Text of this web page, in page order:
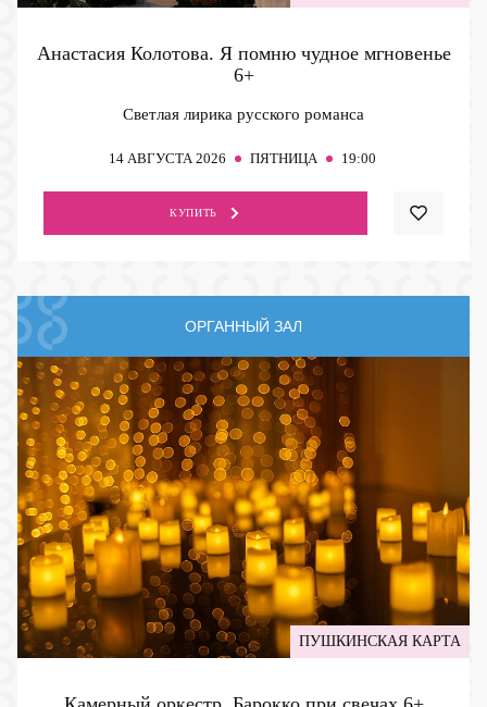
Анастасия Колотова. Я помню чудное мгновенье
6+
Светлая лирика русского романса
14 АВГУСТА 2026 ПЯТНИЦА 19:00
КУПИТЬ
ОРГАННЫЙ ЗАЛ
ПУШКИНСКАЯ КАРТА